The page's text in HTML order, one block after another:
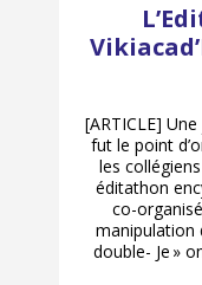
[ARTICLE]
fut le point
les
éditathon
co-
manipulation
double- Je »